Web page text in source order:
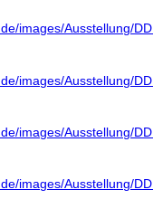
images/Ausstellung/
images/Ausstellung/
images/Ausstellung/
images/Ausstellung/